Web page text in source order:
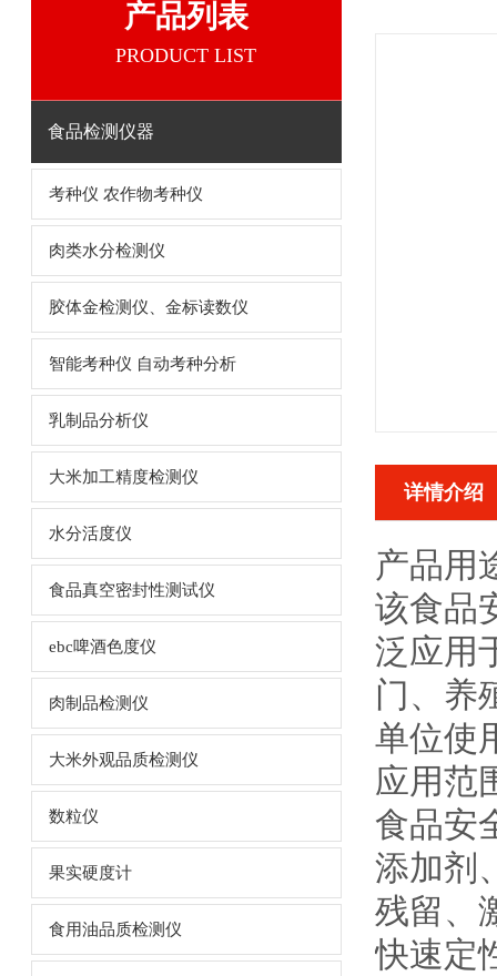
产品列表
PRODUCT LIST
食品检测仪器
考种仪 农作物考种仪
肉类水分检测仪
胶体金检测仪、金标读数仪
智能考种仪 自动考种分析
乳制品分析仪
大米加工精度检测仪
水分活度仪
食品真空密封性测试仪
ebc啤酒色度仪
肉制品检测仪
大米外观品质检测仪
数粒仪
果实硬度计
食用油品质检测仪
详情介绍
产品用
该食品
泛应用
门、养
单位使
应用范
食品安
添加剂
残留、
快速定